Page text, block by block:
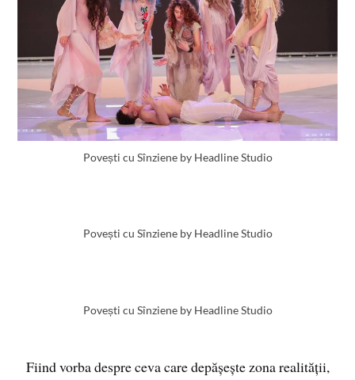
Povești cu Sînziene by Headline Studio
Povești cu Sînziene by Headline Studio
Povești cu Sînziene by Headline Studio
Fiind vorba despre ceva care depășește zona realității,